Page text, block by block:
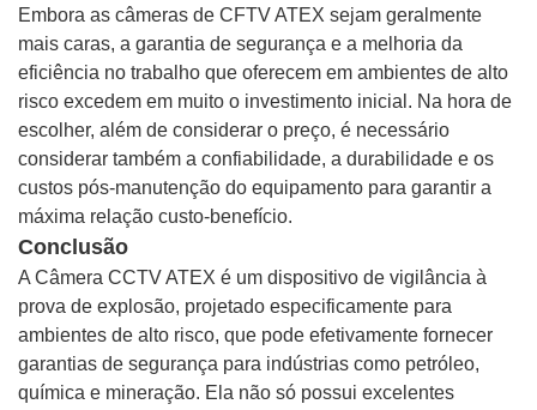
Embora as câmeras de CFTV ATEX sejam geralmente
mais caras, a garantia de segurança e a melhoria da
eficiência no trabalho que oferecem em ambientes de alto
risco excedem em muito o investimento inicial. Na hora de
escolher, além de considerar o preço, é necessário
considerar também a confiabilidade, a durabilidade e os
custos pós-manutenção do equipamento para garantir a
máxima relação custo-benefício.
Conclusão
A Câmera CCTV ATEX é um dispositivo de vigilância à
prova de explosão, projetado especificamente para
ambientes de alto risco, que pode efetivamente fornecer
garantias de segurança para indústrias como petróleo,
química e mineração. Ela não só possui excelentes